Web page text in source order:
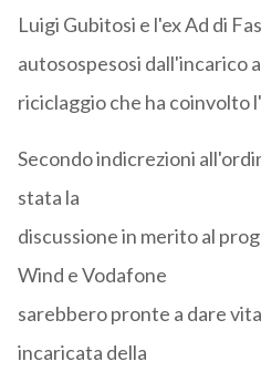
Luigi Gubitosi e l'ex Ad di
autosospesosi dall'incarico
riciclaggio che ha coinvolto
Secondo indicrezioni
stata la
discussione in merito al
Wind e Vodafone
sarebbero pronte a dare
incaricata della